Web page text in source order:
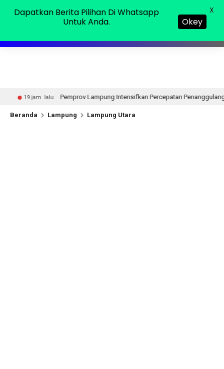
Lampung Intensifkan Percepatan Penanggulangan Tuberkulosis di
Beranda Lampung Lampung Utara
Dapatkan Berita Pilihan Di Whatsapp
Untuk Anda.
Okey
X